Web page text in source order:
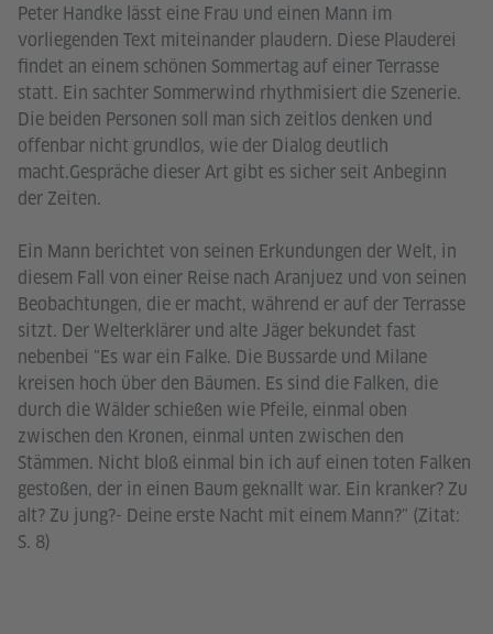
Peter Handke lässt eine Frau und einen Mann im
vorliegenden Text miteinander plaudern. Diese Plauderei
findet an einem schönen Sommertag auf einer Terrasse
statt. Ein sachter Sommerwind rhythmisiert die Szenerie.
Die beiden Personen soll man sich zeitlos denken und
offenbar nicht grundlos, wie der Dialog deutlich
macht.Gespräche dieser Art gibt es sicher seit Anbeginn
der Zeiten.
Ein Mann berichtet von seinen Erkundungen der Welt, in
diesem Fall von einer Reise nach Aranjuez und von seinen
Beobachtungen, die er macht, während er auf der Terrasse
sitzt. Der Welterklärer und alte Jäger bekundet fast
nebenbei "Es war ein Falke. Die Bussarde und Milane
kreisen hoch über den Bäumen. Es sind die Falken, die
durch die Wälder schießen wie Pfeile, einmal oben
zwischen den Kronen, einmal unten zwischen den
Stämmen. Nicht bloß einmal bin ich auf einen toten Falken
gestoßen, der in einen Baum geknallt war. Ein kranker? Zu
alt? Zu jung?- Deine erste Nacht mit einem Mann?" (Zitat:
S. 8)